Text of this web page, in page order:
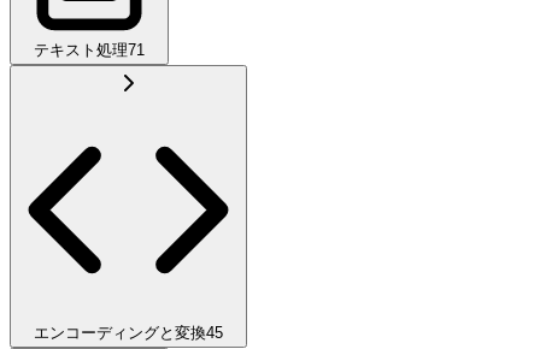
テキスト処理71
エンコーディングと変換45